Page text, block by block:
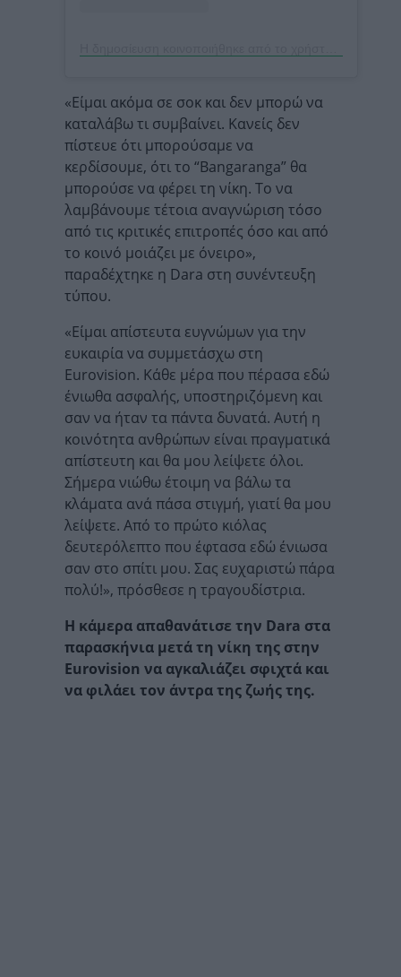
«Είμαι ακόμα σε σοκ και δεν μπορώ να
καταλάβω τι συμβαίνει. Κανείς δεν
πίστευε ότι μπορούσαμε να
κερδίσουμε, ότι το “Bangaranga” θα
μπορούσε να φέρει τη νίκη. Το να
λαμβάνουμε τέτοια αναγνώριση τόσο
από τις κριτικές επιτροπές όσο και από
το κοινό μοιάζει με όνειρο»,
παραδέχτηκε η Dara στη συνέντευξη
τύπου.
«Είμαι απίστευτα ευγνώμων για την
ευκαιρία να συμμετάσχω στη
Eurovision. Κάθε μέρα που πέρασα εδώ
ένιωθα ασφαλής, υποστηριζόμενη και
σαν να ήταν τα πάντα δυνατά. Αυτή η
κοινότητα ανθρώπων είναι πραγματικά
απίστευτη και θα μου λείψετε όλοι.
Σήμερα νιώθω έτοιμη να βάλω τα
κλάματα ανά πάσα στιγμή, γιατί θα μου
λείψετε. Από το πρώτο κιόλας
δευτερόλεπτο που έφτασα εδώ ένιωσα
σαν στο σπίτι μου. Σας ευχαριστώ πάρα
πολύ!», πρόσθεσε η τραγουδίστρια.
Η κάμερα απαθανάτισε την Dara στα
παρασκήνια μετά τη νίκη της στην
Eurovision να αγκαλιάζει σφιχτά και
να φιλάει τον άντρα της ζωής της.